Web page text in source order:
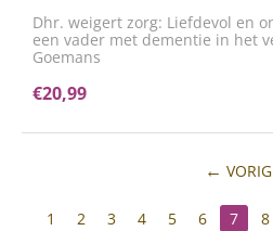
Dhr. weigert zorg: Liefdevol en
een vader met dementie in het
Goemans
€20,99
1 2 3 4 5 6 7 8